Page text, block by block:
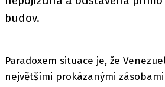
budov.
Paradoxem situace je, že
největšími prokázanými